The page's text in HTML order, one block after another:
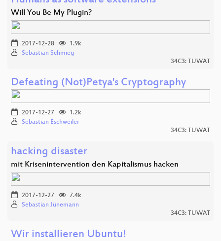
Will You Be My Plugin?
2017-12-28
1.9k
Sebastian Schmieg
34C3: TUWAT
Defeating (Not)Petya's Cryptography
2017-12-27
1.2k
Sebastian Eschweiler
34C3: TUWAT
hacking disaster
mit Krisenintervention den Kapitalismus hacken
2017-12-27
7.4k
Sebastian Jünemann
34C3: TUWAT
Wir installieren Ubuntu!